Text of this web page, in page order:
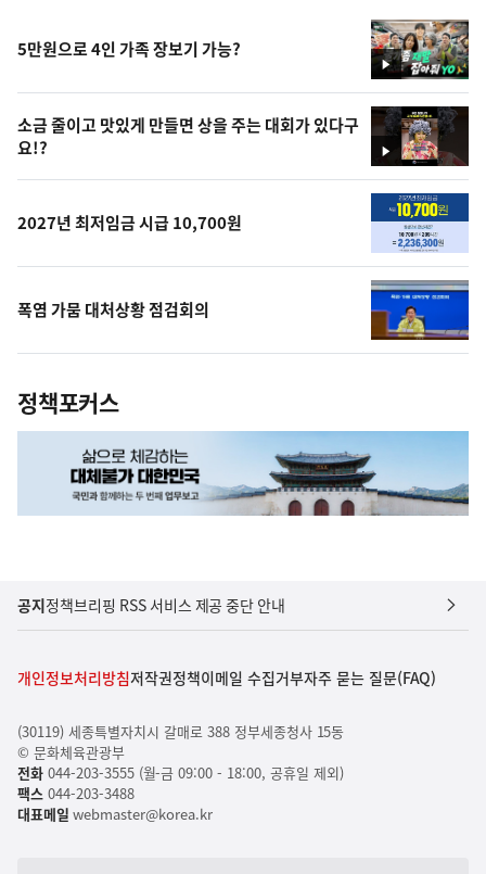
영
상
5만원으로 4인 가족 장보기 가능?
영
상
소금 줄이고 맛있게 만들면 상을 주는 대회가 있다구
요!?
2027년 최저임금 시급 10,700원
폭염 가뭄 대처상황 점검회의
정책포커스
공지정책브리핑 RSS 서비스 제공 중단 안내
개인정보처리방침저작권정책이메일 수집거부자주 묻는 질문(FAQ)
(30119) 세종특별자치시 갈매로 388 정부세종청사 15동
© 문화체육관광부
전화044-203-3555 (월-금 09:00 - 18:00, 공휴일 제외)
팩스044-203-3488
대표메일 webmaster@korea.kr